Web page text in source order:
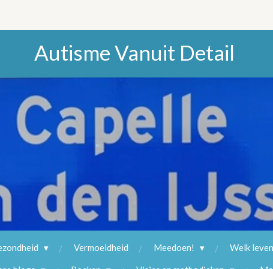
Autisme Vanuit Detail
Vermoeidheid Meedoen! Welk